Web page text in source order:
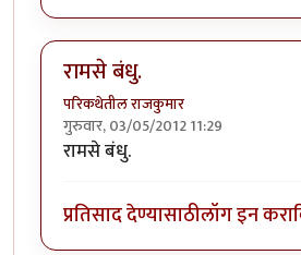
रामसे बंधु.
परिकथेतील राजकुमार
गुरुवार, 03/05/2012 11:29
रामसे बंधु.
प्रतिसाद देण्यासाठीलॉग इन करा